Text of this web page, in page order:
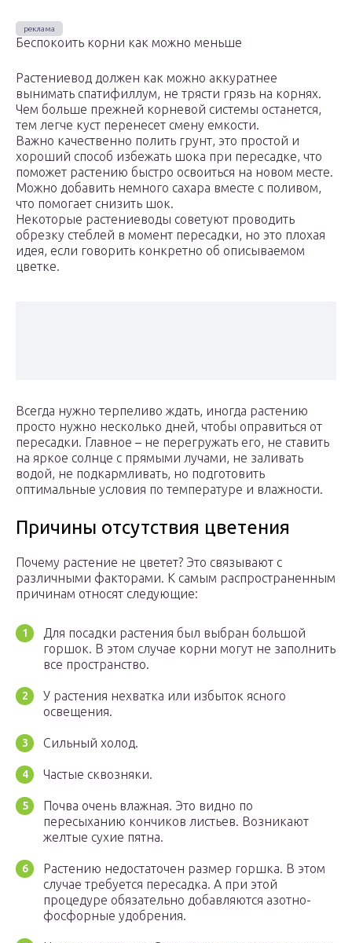
Беспокоить корни как можно меньше
Растениевод должен как можно аккуратнее
вынимать спатифиллум, не трясти грязь на корнях.
Чем больше прежней корневой системы останется,
тем легче куст перенесет смену емкости.
Важно качественно полить грунт, это простой и
хороший способ избежать шока при пересадке, что
поможет растению быстро освоиться на новом месте.
Можно добавить немного сахара вместе с поливом,
что помогает снизить шок.
Некоторые растениеводы советуют проводить
обрезку стеблей в момент пересадки, но это плохая
идея, если говорить конкретно об описываемом
цветке.
Всегда нужно терпеливо ждать, иногда растению
просто нужно несколько дней, чтобы оправиться от
пересадки. Главное – не перегружать его, не ставить
на яркое солнце с прямыми лучами, не заливать
водой, не подкармливать, но подготовить
оптимальные условия по температуре и влажности.
Причины отсутствия цветения
Почему растение не цветет? Это связывают с
различными факторами. К самым распространенным
причинам относят следующие:
Для посадки растения был выбран большой
горшок. В этом случае корни могут не заполнить
все пространство.
У растения нехватка или избыток ясного
освещения.
Сильный холод.
Частые сквозняки.
Почва очень влажная. Это видно по
пересыханию кончиков листьев. Возникают
желтые сухие пятна.
Растению недостаточен размер горшка. В этом
случае требуется пересадка. А при этой
процедуре обязательно добавляются азотно-
фосфорные удобрения.